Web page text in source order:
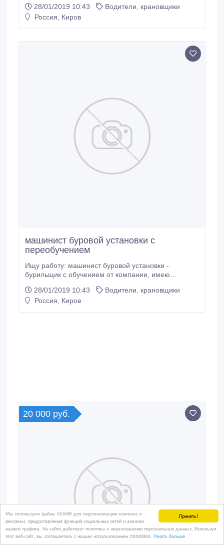
Принять!
Мы используем файлы cookie для персонализации контента и
рекламы, предоставления функций социальных сетей и анализа
нашего трафика. На сайте действует политика о неразглашении персональных данных. Используя
этот веб-сайт, вы соглашаетесь с нашим использованием coookies. Узнать больше
грузовую до 1 тонн, (салон на 5 мест, длина
грузового отсека: 2, 5 и 1, 5 м, ширина - 1, 2 м,
28/01/2019 10:43
Водители, крановщики
Россия, Киров
машинист буровой установки с
переобучением
Ищу работу: машинист буровой установки -
бурильщик с обучением от компании, имею
разряд, стропальщик 4 разряд, водительское
удостоверение категории - B, C, машинист
28/01/2019 10:43
Водители, крановщики
Россия, Киров
20 000 руб.